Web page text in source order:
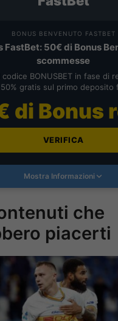
BONUS BENVENUTO FASTBET
FastBet: 50€ di Bonus
scommesse
codice BONUSBET in fase di
gratis sul primo deposito
di Bonus
VERIFICA
Mostra Informazioni
che
piacerti